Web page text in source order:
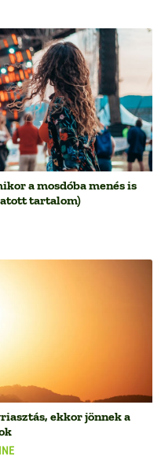
a mosdóba menés is
tartalom)
ekkor jönnek a